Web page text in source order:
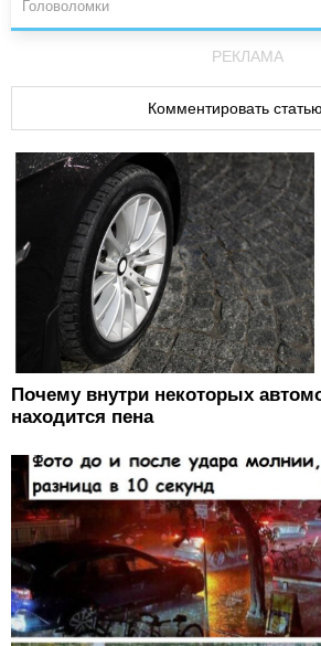
Головоломки
РЕКЛАМА
Комментировать
Почему внутри некоторых
находится пена